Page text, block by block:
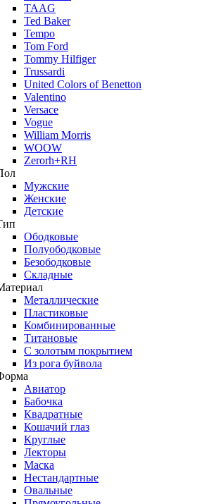
TAAG
Ted Baker
Tempo
Tom Ford
Tommy Hilfiger
Trussardi
United Colors of Benetton
Valentino
Versace
Vogue
William Morris
WOOW
Zerorh+RH
Мужские
Женские
Детские
Ободковые
Полуободковые
Безободковые
Складные
Металлические
Пластиковые
Комбинированные
Титановые
С золотым покрытием
Из рога буйвола
Авиатор
Бабочка
Квадратные
Кошачий глаз
Круглые
Лекторы
Маска
Нестандартные
Овальные